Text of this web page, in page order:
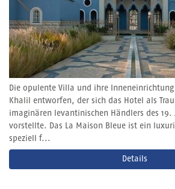
Die opulente Villa und ihre
Khalil entworfen, der sich das Hotel als
imaginären levantinischen Händlers des 19.
vorstellte. Das La Maison Bleue ist ein
speziell f...
Details